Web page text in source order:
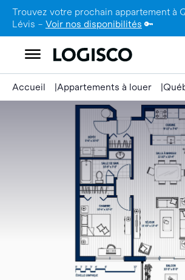
Trouvez votre prochain appartement à
Lévis – Voir nos disponibilités 🔑
Accueil Appartements à louer